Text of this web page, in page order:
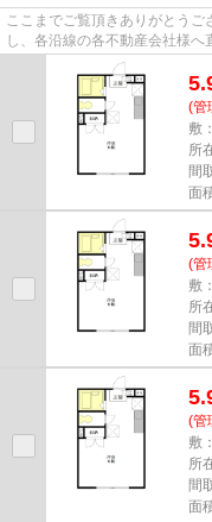
ここまでご覧頂きありがとう
し、各沿線の各不動産会社様
しております！最新の情報は...
(管
敷
所
間
面
(管
敷
所
間
面
(管
敷
所
間
面